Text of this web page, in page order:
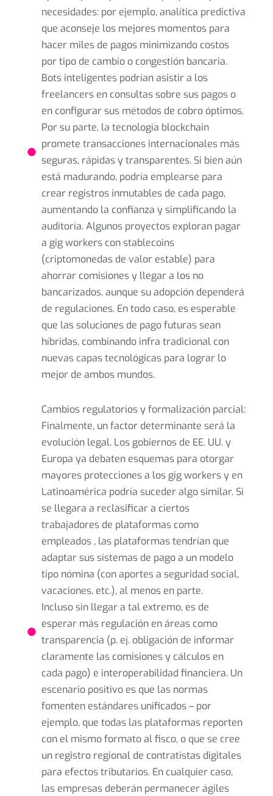
necesidades: por ejemplo, analítica predictiva
que aconseje los mejores momentos para
hacer miles de pagos minimizando costos
por tipo de cambio o congestión bancaria.
Bots inteligentes podrían asistir a los
freelancers en consultas sobre sus pagos o
en configurar sus métodos de cobro óptimos.
Por su parte, la tecnología blockchain
promete transacciones internacionales más
seguras, rápidas y transparentes. Si bien aún
está madurando, podría emplearse para
crear registros inmutables de cada pago,
aumentando la confianza y simplificando la
auditoría. Algunos proyectos exploran pagar
a gig workers con stablecoins
(criptomonedas de valor estable) para
ahorrar comisiones y llegar a los no
bancarizados, aunque su adopción dependerá
de regulaciones. En todo caso, es esperable
que las soluciones de pago futuras sean
híbridas, combinando infra tradicional con
nuevas capas tecnológicas para lograr lo
mejor de ambos mundos.
Cambios regulatorios y formalización parcial:
Finalmente, un factor determinante será la
evolución legal. Los gobiernos de EE. UU. y
Europa ya debaten esquemas para otorgar
mayores protecciones a los gig workers y en
Latinoamérica podría suceder algo similar. Si
se llegara a reclasificar a ciertos
trabajadores de plataformas como
empleados , las plataformas tendrían que
adaptar sus sistemas de pago a un modelo
tipo nómina (con aportes a seguridad social,
vacaciones, etc.), al menos en parte.
Incluso sin llegar a tal extremo, es de
esperar más regulación en áreas como
transparencia (p. ej. obligación de informar
claramente las comisiones y cálculos en
cada pago) e interoperabilidad financiera. Un
escenario positivo es que las normas
fomenten estándares unificados – por
ejemplo, que todas las plataformas reporten
con el mismo formato al fisco, o que se cree
un registro regional de contratistas digitales
para efectos tributarios. En cualquier caso,
las empresas deberán permanecer ágiles